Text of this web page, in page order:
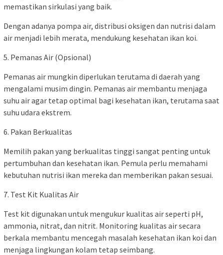
memastikan sirkulasi yang baik.
Dengan adanya pompa air, distribusi oksigen dan nutrisi dalam
air menjadi lebih merata, mendukung kesehatan ikan koi.
5. Pemanas Air (Opsional)
Pemanas air mungkin diperlukan terutama di daerah yang
mengalami musim dingin. Pemanas air membantu menjaga
suhu air agar tetap optimal bagi kesehatan ikan, terutama saat
suhu udara ekstrem.
6. Pakan Berkualitas
Memilih pakan yang berkualitas tinggi sangat penting untuk
pertumbuhan dan kesehatan ikan. Pemula perlu memahami
kebutuhan nutrisi ikan mereka dan memberikan pakan sesuai.
7. Test Kit Kualitas Air
Test kit digunakan untuk mengukur kualitas air seperti pH,
ammonia, nitrat, dan nitrit. Monitoring kualitas air secara
berkala membantu mencegah masalah kesehatan ikan koi dan
menjaga lingkungan kolam tetap seimbang.